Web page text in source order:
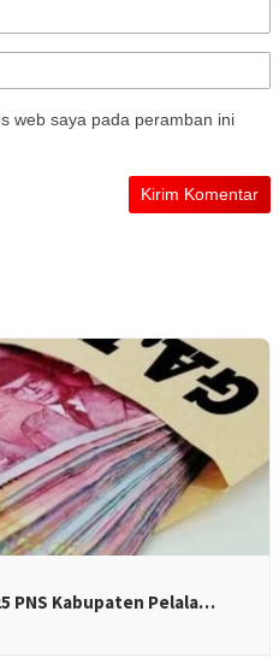
web saya pada peramban ini
PNS Kabupaten Pelala…